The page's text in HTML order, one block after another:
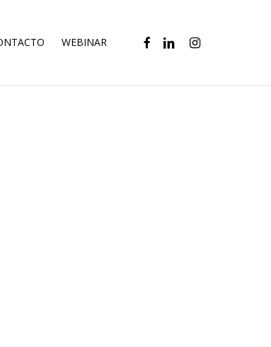
WEBINAR FACEBOOKLINKEDININSTAGRAM